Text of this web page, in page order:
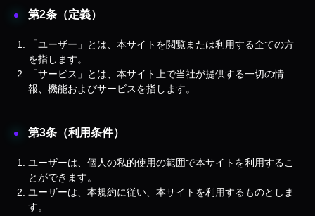
第2条（定義）
「ユーザー」とは、本サイトを閲覧または利用する全ての方
を指します。
「サービス」とは、本サイト上で当社が提供する一切の情
報、機能およびサービスを指します。
第3条（利用条件）
ユーザーは、個人の私的使用の範囲で本サイトを利用するこ
とができます。
ユーザーは、本規約に従い、本サイトを利用するものとしま
す。